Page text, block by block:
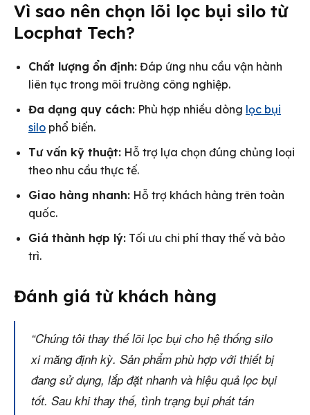
Vì sao nên chọn lõi lọc bụi silo từ
Locphat Tech?
Chất lượng ổn định: Đáp ứng nhu cầu vận hành
liên tục trong môi trường công nghiệp.
Đa dạng quy cách: Phù hợp nhiều dòng lọc bụi
silo phổ biến.
Tư vấn kỹ thuật: Hỗ trợ lựa chọn đúng chủng loại
theo nhu cầu thực tế.
Giao hàng nhanh: Hỗ trợ khách hàng trên toàn
quốc.
Giá thành hợp lý: Tối ưu chi phí thay thế và bảo
trì.
Đánh giá từ khách hàng
“Chúng tôi thay thế lõi lọc bụi cho hệ thống silo
xi măng định kỳ. Sản phẩm phù hợp với thiết bị
đang sử dụng, lắp đặt nhanh và hiệu quả lọc bụi
tốt. Sau khi thay thế, tình trạng bụi phát tán